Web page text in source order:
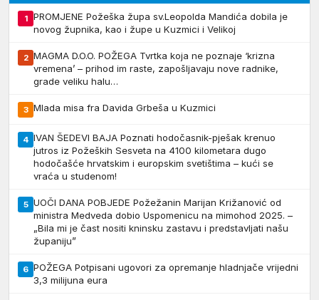
1
PROMJENE Požeška župa sv.Leopolda Mandića dobila je
novog župnika, kao i župe u Kuzmici i Velikoj
2 MAGMA D.O.O. POŽEGA Tvrtka koja ne poznaje ‘krizna
vremena’ – prihod im raste, zapošljavaju nove radnike,
grade veliku halu…
3 Mlada misa fra Davida Grbeša u Kuzmici
4 IVAN ŠEDEVI BAJA Poznati hodočasnik-pješak krenuo
jutros iz Požeških Sesveta na 4100 kilometara dugo
hodočašće hrvatskim i europskim svetištima – kući se
vraća u studenom!
5 UOČI DANA POBJEDE Požežanin Marijan Križanović od
ministra Medveda dobio Uspomenicu na mimohod 2025. –
„Bila mi je čast nositi kninsku zastavu i predstavljati našu
županiju”
6 POŽEGA Potpisani ugovori za opremanje hladnjače vrijedni
3,3 milijuna eura